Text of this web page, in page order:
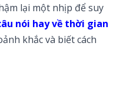
lại một nhịp để suy
nói hay về thời gian
khắc và biết cách